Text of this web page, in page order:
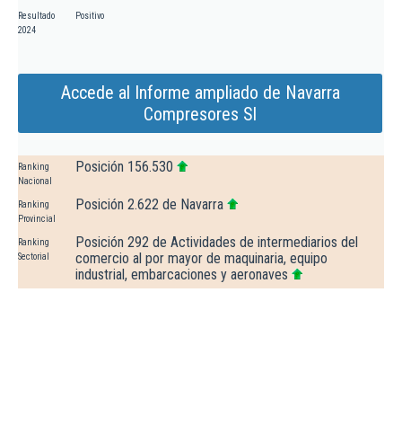
Resultado
2024
Positivo
Accede al Informe ampliado de Navarra
Compresores Sl
Ranking
Nacional
Posición 156.530
Ranking
Provincial
Posición 2.622 de Navarra
Ranking
Sectorial
Posición 292 de Actividades de intermediarios del
comercio al por mayor de maquinaria, equipo
industrial, embarcaciones y aeronaves